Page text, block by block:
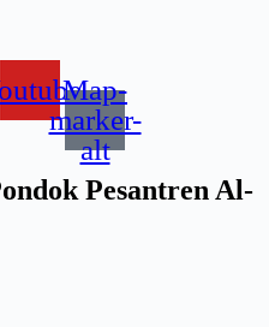
Map-
marker-
alt
Pesantren Al-